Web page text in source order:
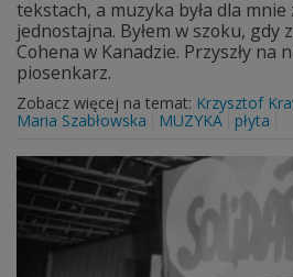
tekstach, a muzyka była dla
jednostajna. Byłem w szoku, gdy
Cohena w Kanadzie. Przyszły na
piosenkarz.
Zobacz więcej na temat: Krzysztof
Maria Szabłowska
MUZYKA płyta